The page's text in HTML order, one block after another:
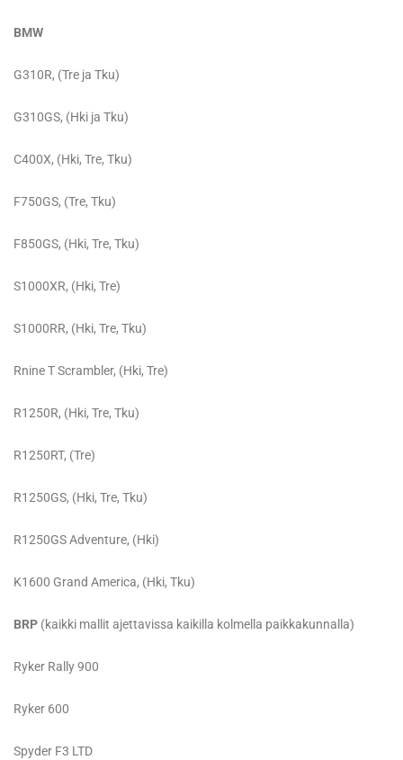
BMW
G310R, (Tre ja Tku)
G310GS, (Hki ja Tku)
C400X, (Hki, Tre, Tku)
F750GS, (Tre, Tku)
F850GS, (Hki, Tre, Tku)
S1000XR, (Hki, Tre)
S1000RR, (Hki, Tre, Tku)
Rnine T Scrambler, (Hki, Tre)
R1250R, (Hki, Tre, Tku)
R1250RT, (Tre)
R1250GS, (Hki, Tre, Tku)
R1250GS Adventure, (Hki)
K1600 Grand America, (Hki, Tku)
BRP (kaikki mallit ajettavissa kaikilla kolmella paikkakunnalla)
Ryker Rally 900
Ryker 600
Spyder F3 LTD